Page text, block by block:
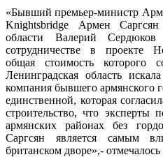
«Бывший премьер-министр
Knightsbridge Армен
области Валерий
сотрудничестве в проекте
общая стоимость которого
Ленинградская область
компания бывшего армянского
единственной, которая
строительство, что
армянских районах без
Саргсян является самым
британском дворе»,-